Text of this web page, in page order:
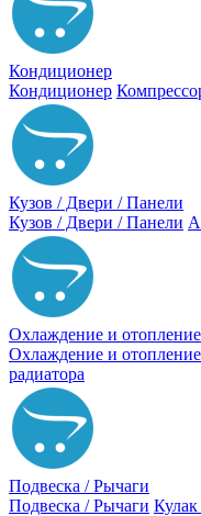
Кондиционер
Кондиционер
Кузов / Двери / Панели
Кузов / Двери / Панели
Охлаждение и отопление
Охлаждение и отопление
радиатора
Подвеска / Рычаги
Подвеска / Рычаги